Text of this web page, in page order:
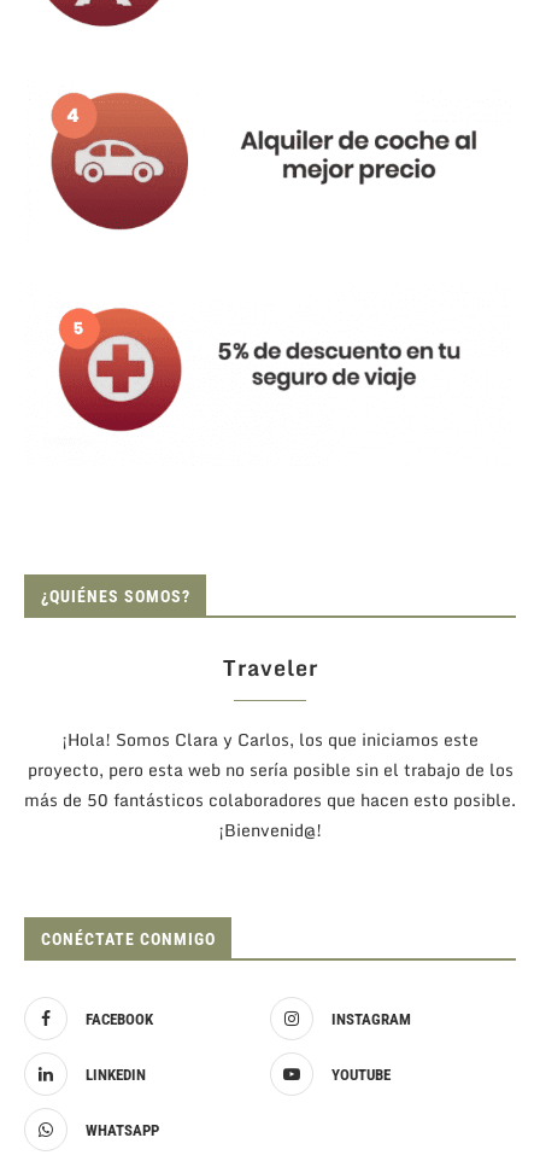
¿QUIÉNES SOMOS?
Traveler
¡Hola! Somos Clara y Carlos, los que iniciamos este
proyecto, pero esta web no sería posible sin el trabajo de los
más de 50 fantásticos colaboradores que hacen esto posible.
¡Bienvenid@!
CONÉCTATE CONMIGO
FACEBOOK INSTAGRAM
LINKEDIN YOUTUBE
WHATSAPP